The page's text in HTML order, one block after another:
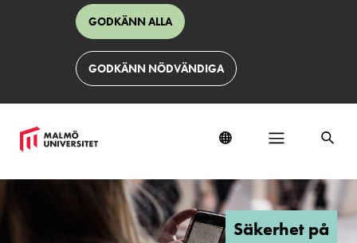
GODKÄNN ALLA
GODKÄNN NÖDVÄNDIGA
Säkerhet
Säkerhet på